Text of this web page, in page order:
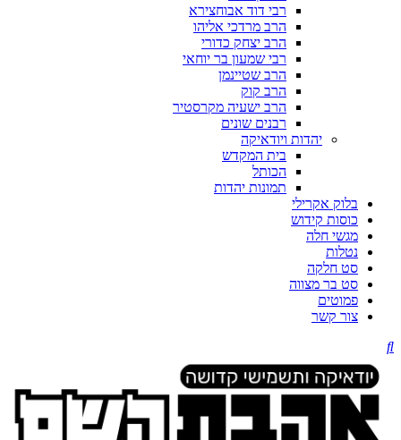
רבי דוד אבוחצירא
הרב מרדכי אליהו
הרב יצחק כדורי
רבי שמעון בר יוחאי
הרב שטיינמן
הרב קוק
הרב ישעיה מקרסטיר
רבנים שונים
יהדות ויודאיקה
בית המקדש
הכותל
תמונות יהדות
בלוק אקרילי
כוסות קידוש
מגשי חלה
נטלות
סט חלקה
סט בר מצווה
פמוטים
צור קשר